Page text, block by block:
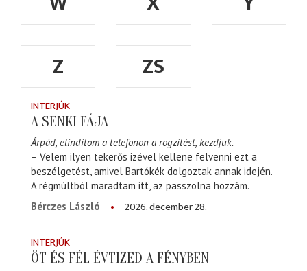
Z
ZS
INTERJÚK
A SENKI FÁJA
Árpád, elindítom a telefonon a rögzítést, kezdjük.
– Velem ilyen tekerős izével kellene felvenni ezt a
beszélgetést, amivel Bartókék dolgoztak annak idején.
A régmúltból maradtam itt, az passzolna hozzám.
Bérczes László
2026. december 28.
INTERJÚK
ÖT ÉS FÉL ÉVTIZED A FÉNYBEN